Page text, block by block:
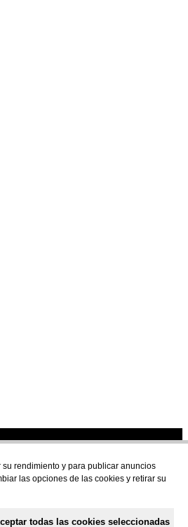
rendimiento y para publicar anuncios
las opciones de las cookies y retirar su
todas las cookies seleccionadas